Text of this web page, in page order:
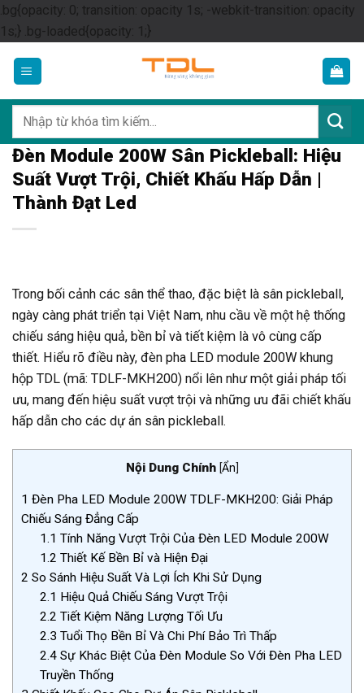
.bg{opacity: 0; transition: opacity 1s; -webkit-transition: opacity
1s;} .bg-loaded{opacity: 1;}Skip
content
kiếm:
Đèn Module 200W Sân Pickleball: Hiệu
Suất Vượt Trội, Chiết Khấu Hấp Dẫn |
Thành Đạt Led
Trong bối cảnh các sân thể thao, đặc biệt là sân pickleball,
ngày càng phát triển tại Việt Nam, nhu cầu về một hệ thống
chiếu sáng hiệu quả, bền bỉ và tiết kiệm là vô cùng cấp
thiết. Hiểu rõ điều này, đèn pha LED module 200W khung
hộp TDL (mã: TDLF-MKH200) nổi lên như một giải pháp tối
ưu, mang đến hiệu suất vượt trội và những ưu đãi chiết khấu
hấp dẫn cho các dự án sân pickleball.
Nội Dung Chính [Ẩn]
1 Đèn Pha LED Module 200W TDLF-MKH200: Giải Pháp
Chiếu Sáng Đẳng Cấp
1.1 Tính Năng Vượt Trội Của Đèn LED Module 200W
1.2 Thiết Kế Bền Bỉ và Hiện Đại
2 So Sánh Hiệu Suất Và Lợi Ích Khi Sử Dụng
2.1 Hiệu Quả Chiếu Sáng Vượt Trội
2.2 Tiết Kiệm Năng Lượng Tối Ưu
2.3 Tuổi Thọ Bền Bỉ Và Chi Phí Bảo Trì Thấp
2.4 Sự Khác Biệt Của Đèn Module So Với Đèn Pha LED
Truyền Thống